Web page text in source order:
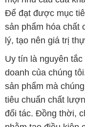
Để đạt được mục
sản phẩm hóa chất
lý, tạo nên giá trị
Uy tín là nguyên
doanh của chúng
sản phẩm mà
tiêu chuẩn chất
đối tác. Đồng thời,